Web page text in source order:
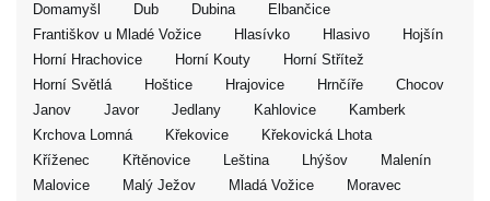
Domamyšl
Dub Dubina
Elbančice
Františkov u Mladé Vožice
Hlasívko Hlasivo
Hojšín
Horní Hrachovice
Horní Kouty
Horní Střítež
Horní Světlá
Hoštice Hrajovice Hrnčíře
Chocov
Janov
Javor Jedlany Kahlovice
Kamberk
Krchova Lomná
Křekovice
Křekovická Lhota
Kříženec
Křtěnovice Leština Lhýšov
Malenín
Malovice
Malý Ježov Mladá Vožice
Moravec